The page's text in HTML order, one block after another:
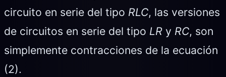
circuito en serie del tipo RLC, las versiones
de circuitos en serie del tipo LR y RC, son
simplemente contracciones de la ecuación
(2).